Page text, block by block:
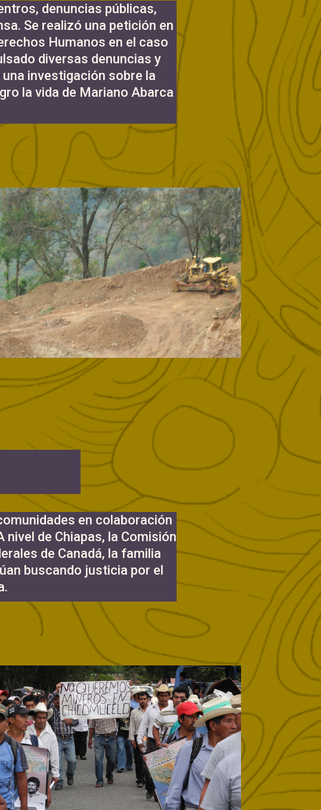
denuncias públicas,
Se realizó una petición en
Humanos en el caso
diversas denuncias y
investigación sobre la
la vida de Mariano Abarca
en colaboración
de Chiapas, la Comisión
de Canadá, la familia
buscando justicia por el